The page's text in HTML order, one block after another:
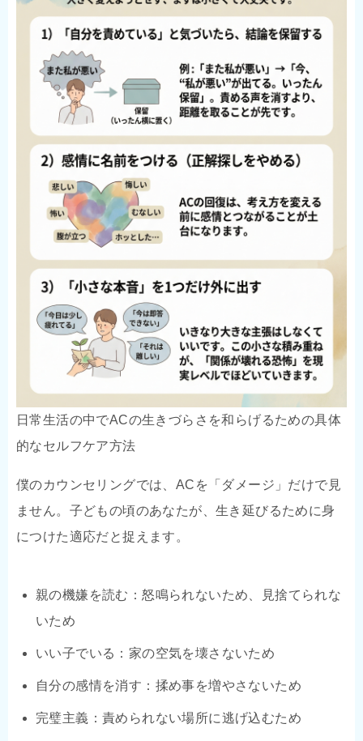
日常生活の中でACの生きづらさを和らげるための具体
的なセルフケア方法
僕のカウンセリングでは、ACを「ダメージ」だけで見
ません。子どもの頃のあなたが、生き延びるために身
につけた適応だと捉えます。
親の機嫌を読む：怒鳴られないため、見捨てられな
いため
いい子でいる：家の空気を壊さないため
自分の感情を消す：揉め事を増やさないため
完璧主義：責められない場所に逃げ込むため